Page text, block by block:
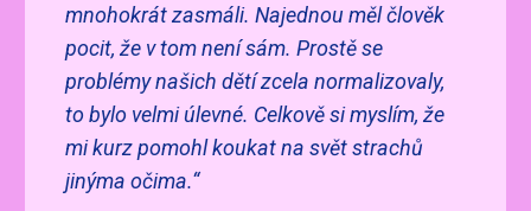
mnohokrát zasmáli. Najednou měl člověk
pocit, že v tom není sám. Prostě se
problémy našich dětí zcela normalizovaly,
to bylo velmi úlevné. Celkově si myslím, že
mi kurz pomohl koukat na svět strachů
jinýma očima.“